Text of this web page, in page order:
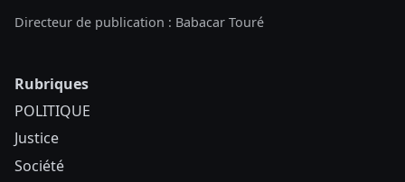
Directeur de publication : Babacar Touré
Rubriques
POLITIQUE
Justice
Société